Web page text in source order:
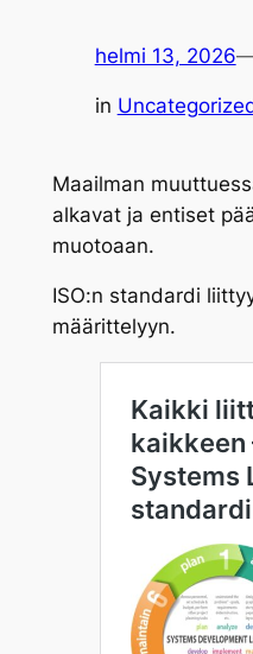
helmi 13, 2026
in
Maailman
alkavat ja entiset
muotoaan.
ISO:n standardi
määrittelyyn.